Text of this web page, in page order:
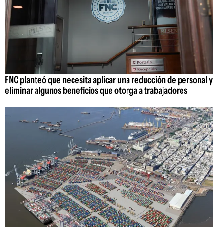
FNC planteó que necesita aplicar una reducción de personal y
eliminar algunos beneficios que otorga a trabajadores